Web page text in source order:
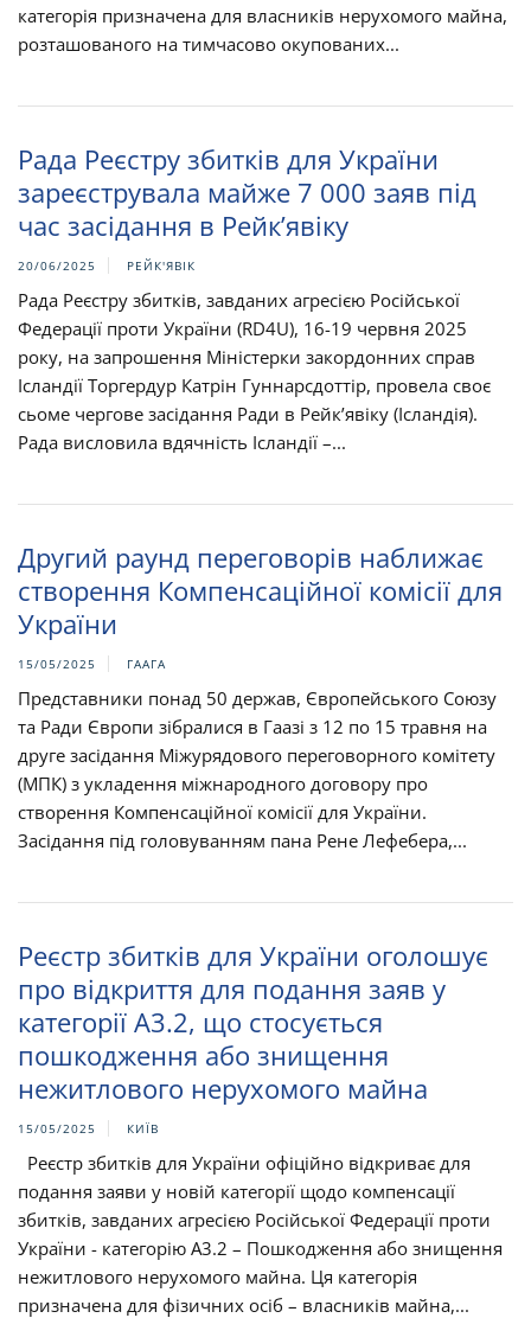
категорія призначена для власників нерухомого майна,
розташованого на тимчасово окупованих...
Рада Реєстру збитків для України
зареєструвала майже 7 000 заяв під
час засідання в Рейк’явіку
20/06/2025 РЕЙК'ЯВІК
Рада Реєстру збитків, завданих агресією Російської
Федерації проти України (RD4U), 16-19 червня 2025
року, на запрошення Міністерки закордонних справ
Ісландії Торгердур Катрін Гуннарсдоттір, провела своє
сьоме чергове засідання Ради в Рейк’явіку (Ісландія).
Рада висловила вдячність Ісландії –...
Другий раунд переговорів наближає
створення Компенсаційної комісії для
України
15/05/2025 ГААГА
Представники понад 50 держав, Європейського Союзу
та Ради Європи зібралися в Гаазі з 12 по 15 травня на
друге засідання Міжурядового переговорного комітету
(МПК) з укладення міжнародного договору про
створення Компенсаційної комісії для України.
Засідання під головуванням пана Рене Лефебера,...
Реєстр збитків для України оголошує
про відкриття для подання заяв у
категорії A3.2, що стосується
пошкодження або знищення
нежитлового нерухомого майна
15/05/2025 КИЇВ
Реєстр збитків для України офіційно відкриває для
подання заяви у новій категорії щодо компенсації
збитків, завданих агресією Російської Федерації проти
України - категорію A3.2 – Пошкодження або знищення
нежитлового нерухомого майна. Ця категорія
призначена для фізичних осіб – власників майна,...